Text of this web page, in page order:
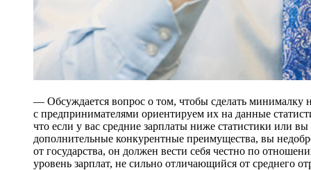
— Обсуждается вопрос о том, чтобы сделать минималку
с предпринимателями ориентируем их на данные
что если у вас средние зарплаты ниже статистики или
дополнительные конкурентные преимущества, вы
от государства, он должен вести себя честно по
уровень зарплат, не сильно отличающийся от среднего